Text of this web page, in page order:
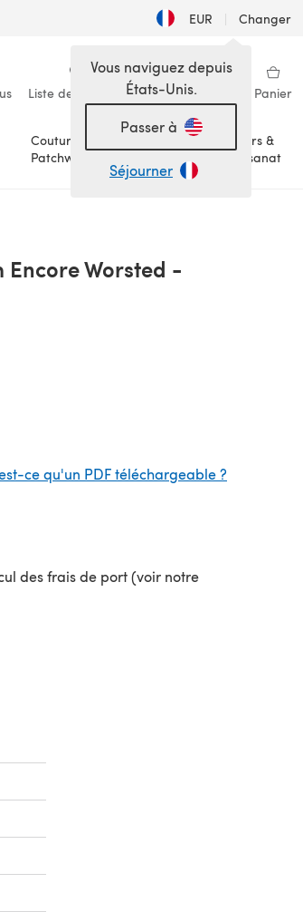
EUR | Changer
Liste de souhaits Ma bibliothèque Panier
Couture &
Patchwork
Loisirs &
Artisanat
Vous naviguez depuis
États-Unis.
Passer à
Séjourner
Worsted -
ce qu'un PDF téléchargeable ?
des frais de port (voir notre